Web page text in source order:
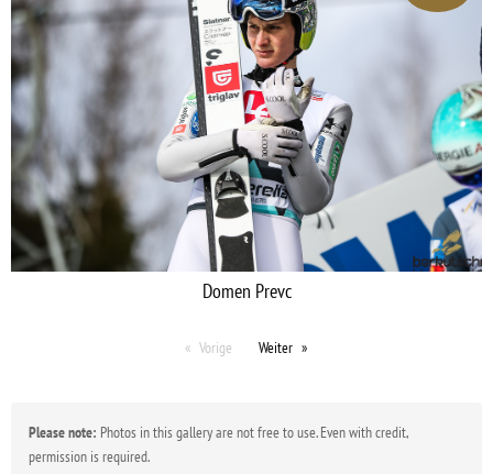
Domen Prevc
Vorige Weiter
Please note: Photos in this gallery are not free to use. Even with credit,
permission is required.